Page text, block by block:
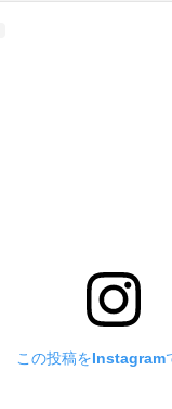
この投稿をInstagram